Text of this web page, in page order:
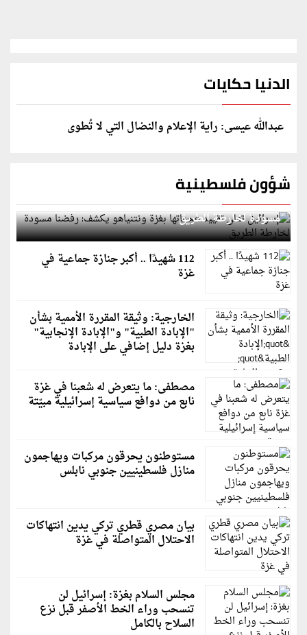
الدنيا حكايات
عبدالله عيسى: راية الإعلام والنضال التي لا تُطوى
شؤون فلسطينية
إسرائيل تعلن تقييد هجماتها بغزة ونتنياهو يكشف: رفضنا
مسودة لخارطة الطريق
112 شهيدًا .. أكبر جنازة جماعية في
غزة
الخارجية: وثيقة المقررة الأممية بشأن
"الإبادة الطبية" و"الإبادة الإنجابية"
بغزة دليل إضافي على الإبادة
مصطفى: ما يتعرض له شعبنا في غزة
نابع من دوافع سياسية إسرائيلية مبيّتة
مستوطنون يحرقون مركبات ويهاجمون
منازل فلسطينيين جنوبي نابلس
بيان مصري قطري تركي يدين انتهاكات
الاحتلال المتواصلة في غزة
مجلس السلام بغزة: إسرائيل لن
تنسحب وراء الخط الأصفر قبل نزع
السلاح بالكامل